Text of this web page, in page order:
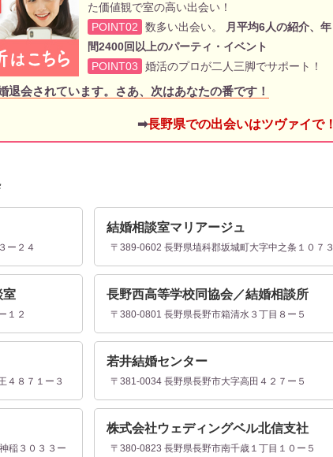
た価値観で室の高い出会い！
POINT02
数多い出会い。
月平均6人の紹介、年
間2400回以上のパーティ・イベント
POINT03
婚活のプロが二人三脚でサポート！
退会されています。さあ、次はあなたの番です！
➡長野県での出会いはツヴァイで！
ー２４
結婚相談室マリアージュ
〒389-0602 長野県埴科郡坂城町大字中之条１０７３
室
１２
長野西高等学校同協会／結婚相談所
〒380-0801 長野県長野市箱清水３丁目８ー５
４８７１ー３
若井結婚センター
〒381-0034 長野県長野市大字高田４２７ー５
稲３０３３ー
株式会社ウェディングベル北信支社
〒380-0823 長野県長野市南千歳１丁目１０ー５